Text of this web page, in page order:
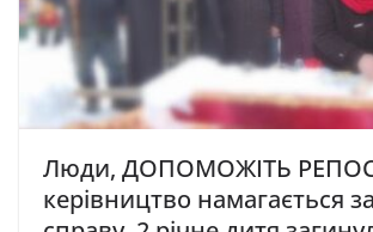
Люди, ДОПОМОЖІТЬ
керівництво намагається